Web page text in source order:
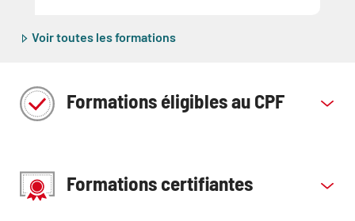
Voir toutes les formations
Formations éligibles au CPF
Formations certifiantes